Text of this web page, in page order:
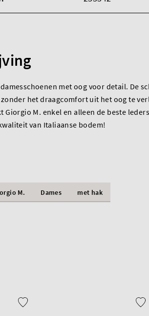
met oog voor detail. De
het draagcomfort uit het oog te
Giorgio M. enkel en alleen de beste
van Italiaanse bodem!
M. Dames met hak